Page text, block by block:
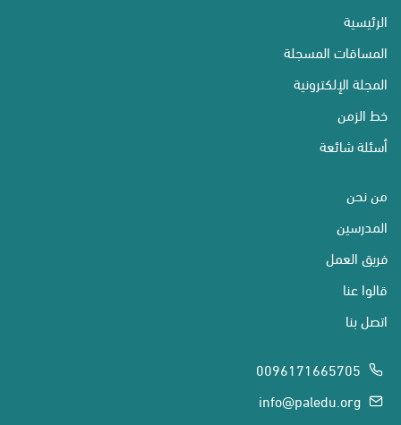
الرئيسية
المساقات المسجلة
المجلة الإلكترونية
خط الزمن
أسئلة شائعة
من نحن
المدرسين
فريق العمل
قالوا عنا
اتصل بنا
0096171665705
info@paledu.org